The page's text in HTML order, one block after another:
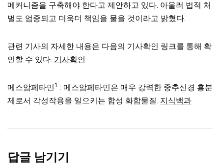
메커니즘을 구축해야 한다고 제안하고 있다. 아울러 법적 처
벌도 엄중되고 더욱더 책임을 물을 것이라고 밝혔다.
관련 기사의 자세한 내용은 다음의 기사확인 링크를 통해 확
인할 수 있다. 기사확인
메스암페타민1 : 메스암페타민은 매우 강력한 중추신경 흥분
제로서 각성작용을 일으키는 합성 화합물질. 지식백과
답글 남기기